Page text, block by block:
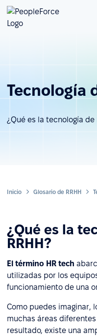
Tecnología
¿Qué es la tecnología de
Inicio Glosario de RRHH
¿Qué es la
RRHH?
El término HR tech
utilizadas por los
funcionamiento de una
Como puedes imaginar,
muchas áreas
resultado, existe una